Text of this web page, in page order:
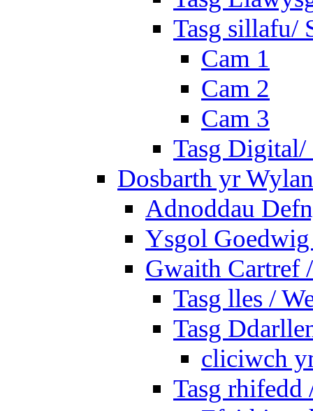
Tasg sillafu/
Cam 1
Cam 2
Cam 3
Tasg
Dosbarth yr
Adnoddau
Ysgol
Gwaith Cartref
Tasg lles /
Tasg
cliciwch
Tasg rhifedd